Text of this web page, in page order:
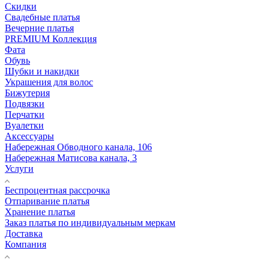
Скидки
Свадебные платья
Вечерние платья
PREMIUM Коллекция
Фата
Обувь
Шубки и накидки
Украшения для волос
Бижутерия
Подвязки
Перчатки
Вуалетки
Аксессуары
Набережная Обводного канала, 106
Набережная Матисова канала, 3
Услуги
Беспроцентная рассрочка
Отпаривание платья
Хранение платья
Заказ платья по индивидуальным меркам
Доставка
Компания